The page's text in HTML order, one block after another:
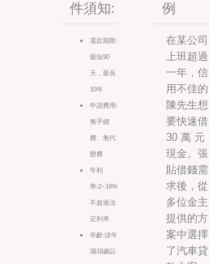
件須知:
還款期限:
最短90
天，最長
10年
申請費用:
無手續
費、無代
辦費
年利
率:2~16%
不超過法
定利率
年齡:須年
滿18歲以
例
在某公司
上班超過
一年，信
用不佳的
陳先生想
要快速借
30 萬 元
現金。張
貼借錢需
求後，從
多位金主
提供的方
案中選擇
了汽車貸